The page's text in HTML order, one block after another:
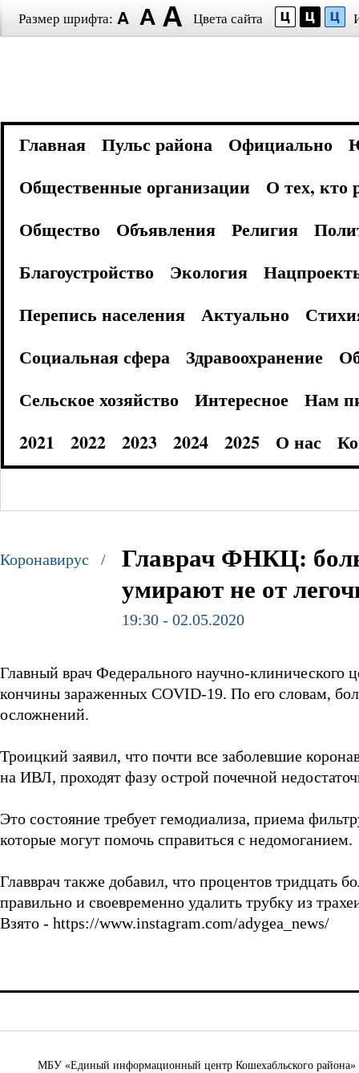
Размер шрифта: Цвета сайта
Главная Пульс района Официально
Общественные организации
О тех, кто
Общество
Объявления Религия
Благоустройство
Экология
Перепись населения
Актуально
Социальная сфера
Здравоохранение
Сельское хозяйство
Интересное
Нам
2021
2022 2023 2024 2025 О нас
Коронавирус /
Главрач ФНКЦ:
умирают не от
19:30 - 02.05.2020
Главный врач Федерального научно-
кончины зараженных COVID-19. По его словам,
осложнений.
Троицкий заявил, что почти все заболевшие
на ИВЛ, проходят фазу острой почечной
Это состояние требует гемодиализа, приема
которые могут помочь справиться с недомоганием.
Главврач также добавил, что процентов тридцать
правильно и своевременно удалить трубку из
Взято - https://www.instagram.com/adygea_news/
МБУ «Единый информационный центр Кошехабльского района»